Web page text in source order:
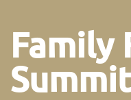
Family